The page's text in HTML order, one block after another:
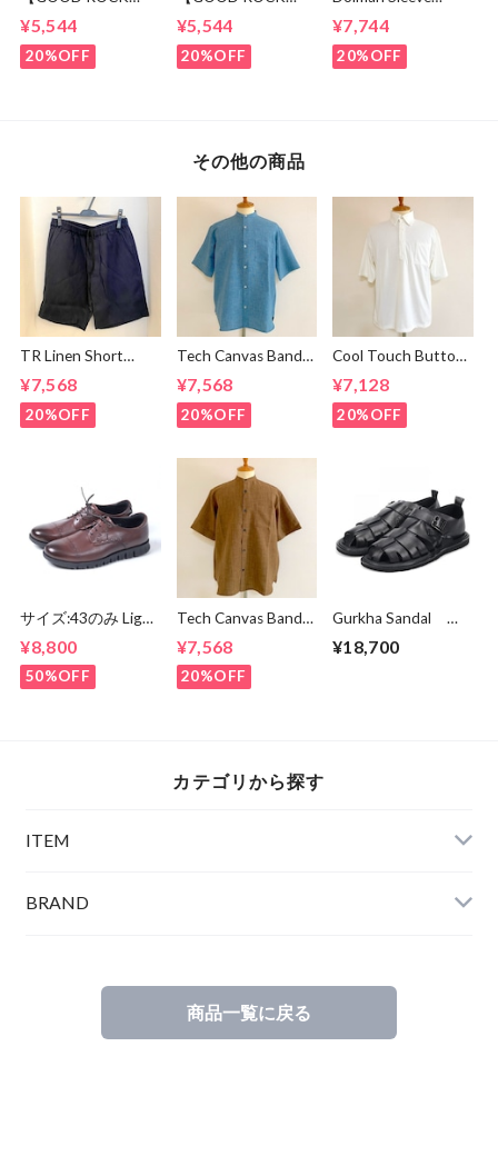
SPEED】 GREEN
DAY “Kerplunk!”
Front & Back
Graphic T-Shirt
¥5,544
20%OFF
SPEED】 Jeep®
Classic Logo Graphic
Ringer T-Shirt
Brown
¥5,544
20%OFF
Switch Cut &
Sewn Black /
White
¥7,744
20%OFF
その他の商品
TR Linen Short
Pants Navy
¥7,568
20%OFF
Tech Canvas Band
Collar S/S Shirts
Mint
¥7,568
20%OFF
Cool Touch Button
Down Polo Off
White
¥7,128
20%OFF
サイズ:43のみ Light
Derby Shoes Dark
Brown
¥8,800
50%OFF
Tech Canvas Band
Brown
¥7,568
20%OFF
Gurkha Sandal
¥18,700
カテゴリから探す
ITEM
BRAND
商品一覧に戻る